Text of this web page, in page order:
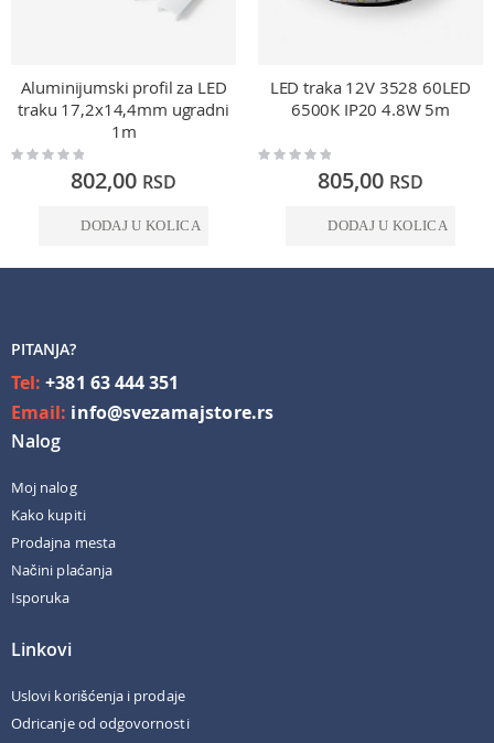
Aluminijumski profil za LED
traku 17,2x14,4mm ugradni
1m
Rating:
802,00 RSD
DODAJ U KOLICA
LED traka 12V 3528 60LED
6500K IP20 4.8W 5m
Rating:
805,00 RSD
DODAJ U KOLICA
PITANJA?
Tel:+381 63 444 351
Email: info@svezamajstore.rs
Nalog
Moj nalog
Kako kupiti
Prodajna mesta
Načini plaćanja
Isporuka
Linkovi
Uslovi korišćenja i prodaje
Odricanje od odgovornosti